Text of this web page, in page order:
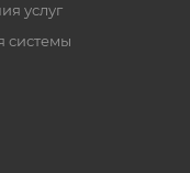
услуг
системы